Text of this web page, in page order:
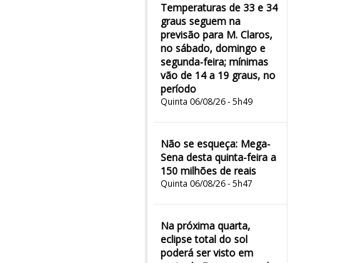
Temperaturas de 33 e 34
graus seguem na
previsão para M. Claros,
no sábado, domingo e
segunda-feira; mínimas
vão de 14 a 19 graus, no
período
Quinta 06/08/26 - 5h49
Não se esqueça: Mega-
Sena desta quinta-feira a
150 milhões de reais
Quinta 06/08/26 - 5h47
Na próxima quarta,
eclipse total do sol
poderá ser visto em